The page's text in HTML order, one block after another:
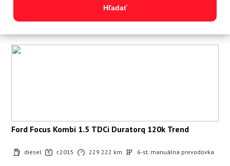
Ford Focus Kombi 1.5 TDCi Duratorq 120k Trend
diesel r.2015 229 222 km 6-st. manuálna prevodovka